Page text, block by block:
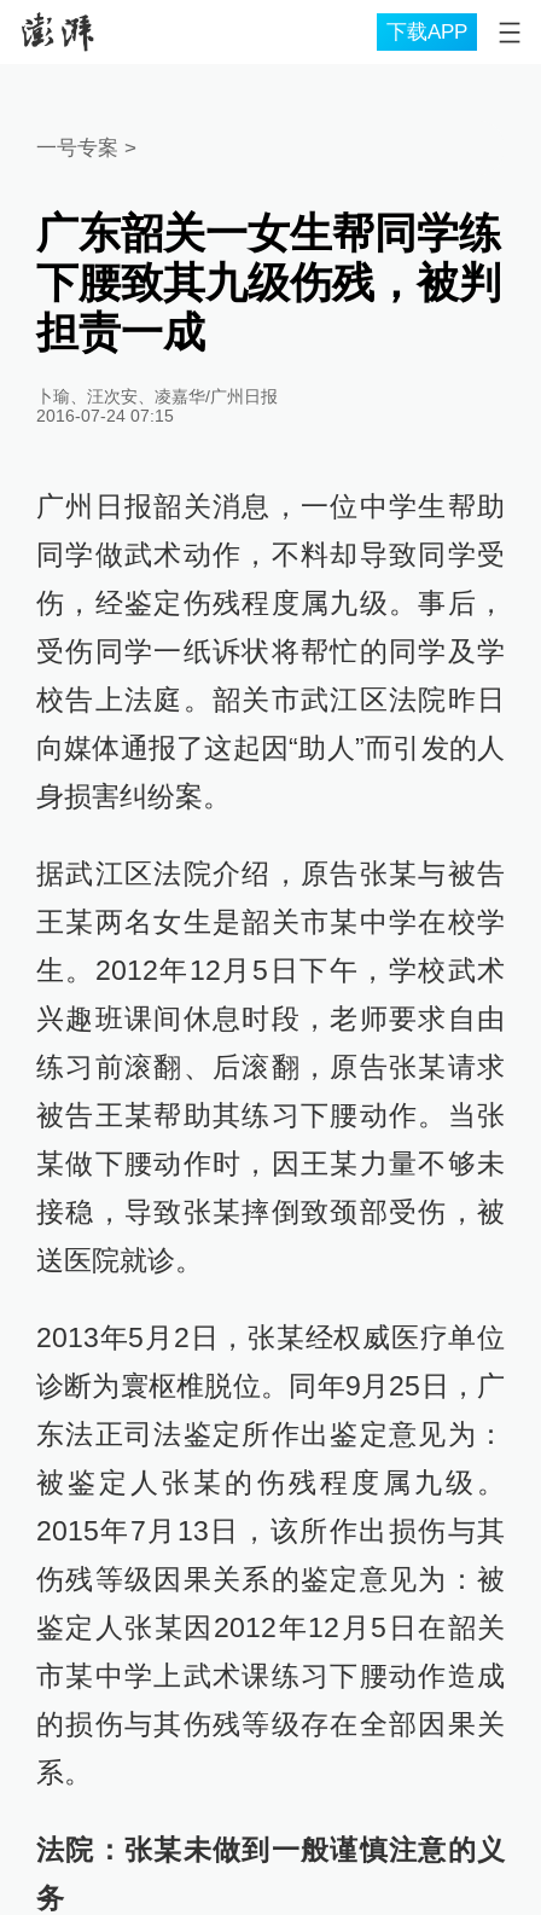
下载APP
一号专案 >
广东韶关一女生帮同学练
下腰致其九级伤残，被判
担责一成
卜瑜、汪次安、凌嘉华/广州日报
2016-07-24 07:15
广州日报韶关消息，一位中学生帮助
同学做武术动作，不料却导致同学受
伤，经鉴定伤残程度属九级。事后，
受伤同学一纸诉状将帮忙的同学及学
校告上法庭。韶关市武江区法院昨日
向媒体通报了这起因“助人”而引发的人
身损害纠纷案。
据武江区法院介绍，原告张某与被告
王某两名女生是韶关市某中学在校学
生。2012年12月5日下午，学校武术
兴趣班课间休息时段，老师要求自由
练习前滚翻、后滚翻，原告张某请求
被告王某帮助其练习下腰动作。当张
某做下腰动作时，因王某力量不够未
接稳，导致张某摔倒致颈部受伤，被
送医院就诊。
2013年5月2日，张某经权威医疗单位
诊断为寰枢椎脱位。同年9月25日，广
东法正司法鉴定所作出鉴定意见为：
被鉴定人张某的伤残程度属九级。
2015年7月13日，该所作出损伤与其
伤残等级因果关系的鉴定意见为：被
鉴定人张某因2012年12月5日在韶关
市某中学上武术课练习下腰动作造成
的损伤与其伤残等级存在全部因果关
系。
法院：张某未做到一般谨慎注意的义
务